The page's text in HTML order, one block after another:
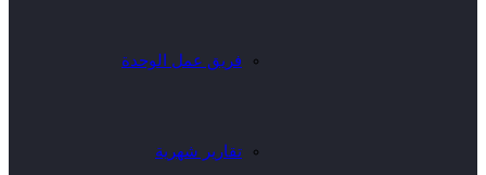
فريق عمل الوحدة
تقارير شهرية